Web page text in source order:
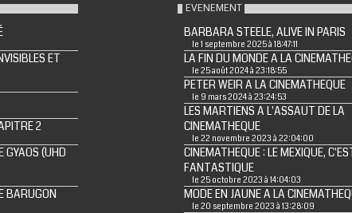
ET
2
GYAOS (UHD
BARUGON
EVENEMENT
BARBARA STEELE, ALIVE IN PARIS
le 1 septembre 2025 à 18:47:11
LA FIN DU MONDE A LA
le 25 août 2024 à 23:18:55
PETER WEIR A LA CINEMATHEQUE
le 9 mars 2024 à 23:24:53
LES MARTIENS A L'ASSAUT DE LA
CINEMATHEQUE
le 22 novembre 2023 à 22:04:00
CINEMATHEQUE : LE MEXIQUE,
FANTASTIQUE
le 25 octobre 2023 à 14:04:03
MODE EN JAUNE A LA
le 20 septembre 2023 à 13:28:09